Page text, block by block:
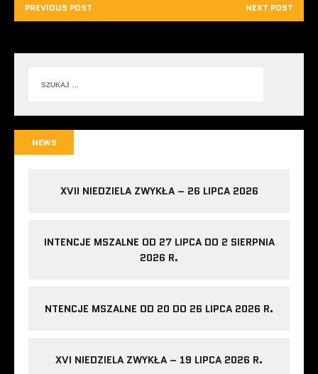
PREVIOUS POST NEXT POST
NEWS
XVII NIEDZIELA ZWYKŁA – 26 LIPCA 2026
INTENCJE MSZALNE OD 27 LIPCA DO 2 SIERPNIA
2026 R.
NTENCJE MSZALNE OD 20 DO 26 LIPCA 2026 R.
XVI NIEDZIELA ZWYKŁA – 19 LIPCA 2026 R.